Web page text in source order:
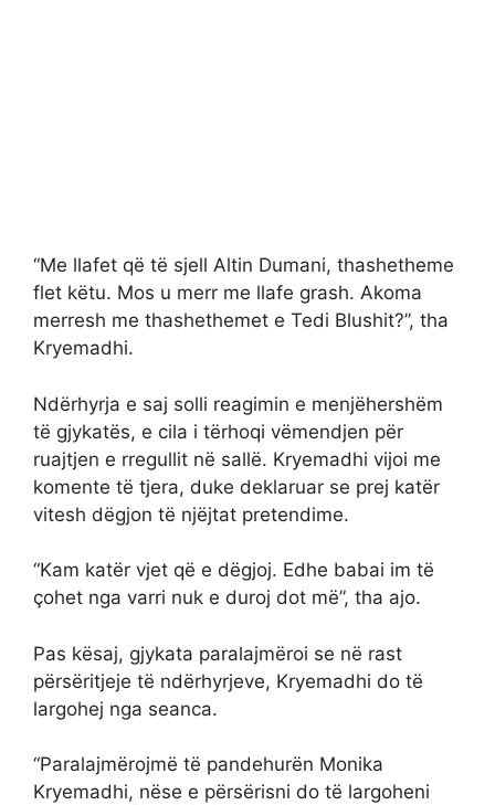
“Me llafet që të sjell Altin Dumani, thashetheme
flet këtu. Mos u merr me llafe grash. Akoma
merresh me thashethemet e Tedi Blushit?”, tha
Kryemadhi.
Ndërhyrja e saj solli reagimin e menjëhershëm
të gjykatës, e cila i tërhoqi vëmendjen për
ruajtjen e rregullit në sallë. Kryemadhi vijoi me
komente të tjera, duke deklaruar se prej katër
vitesh dëgjon të njëjtat pretendime.
“Kam katër vjet që e dëgjoj. Edhe babai im të
çohet nga varri nuk e duroj dot më”, tha ajo.
Pas kësaj, gjykata paralajmëroi se në rast
përsëritjeje të ndërhyrjeve, Kryemadhi do të
largohej nga seanca.
“Paralajmërojmë të pandehurën Monika
Kryemadhi, nëse e përsërisni do të largoheni